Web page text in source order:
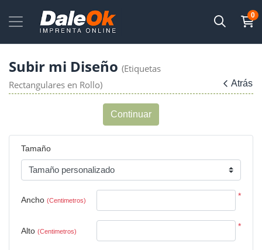
0
Subir mi Diseño (Etiquetas
Rectangulares en Rollo)
Atrás
Continuar
Tamaño
Ancho (Centimetros)
*
Alto (Centimetros)
*